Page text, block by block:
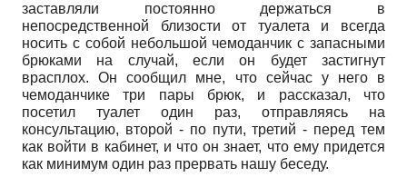
заставляли постоянно держаться в
непосредственной близости от туалета и всегда
носить с собой небольшой чемоданчик с запасными
брюками на случай, если он будет застигнут
врасплох. Он сообщил мне, что сейчас у него в
чемоданчике три пары брюк, и рассказал, что
посетил туалет один раз, отправляясь на
консультацию, второй - по пути, третий - перед тем
как войти в кабинет, и что он знает, что ему придется
как минимум один раз прервать нашу беседу.